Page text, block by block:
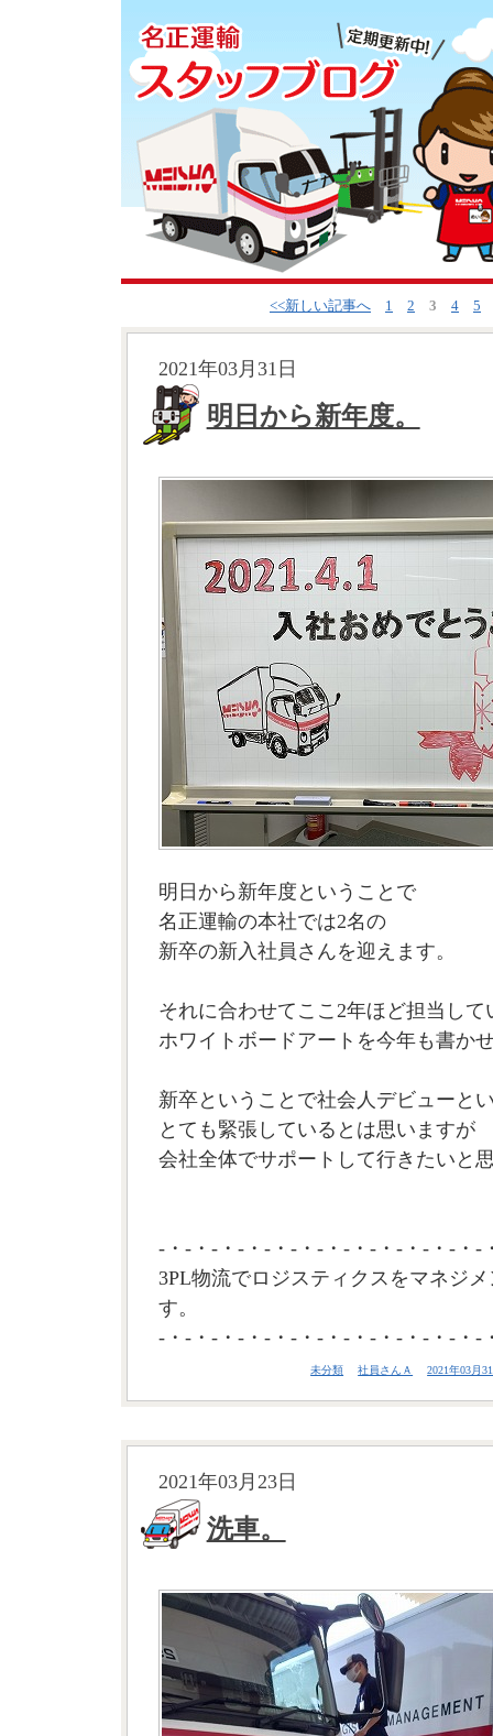
<<新しい記事へ 1 2 3 4 5
2021年03月31日
明日から新年度。
明日から新年度ということで
名正運輸の本社では2名の
新卒の新入社員さんを迎えます。
それに合わせてここ2年ほど担当して
ホワイトボードアートを今年も書か
新卒ということで社会人デビューと
とても緊張しているとは思いますが
会社全体でサポートして行きたいと
-・-・-・-・-・-・-・-・-・-・-・-・-
3PL物流でロジスティクスをマネジ
す。
-・-・-・-・-・-・-・-・-・-・-・-・-
未分類 社員さんＡ 2021年03月
2021年03月23日
洗車。